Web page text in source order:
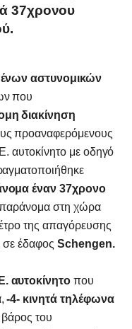
37χρονου
αστυνομικών
που
διακίνηση
προαναφερόμενους
αυτοκίνητο με οδηγό
έναν 37χρονο
παράνομα στη χώρα
της απαγόρευσης
έδαφος Schengen.
αυτοκίνητο που
-4- κινητά τηλέφωνα
του